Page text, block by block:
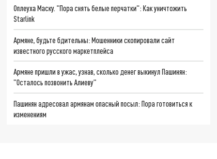
Оплеуха Маску. "Пора снять белые перчатки": Как уничтожить
Starlink
Армяне, будьте бдительны: Мошенники скопировали сайт
известного русского маркетплейса
Армяне пришли в ужас, узнав, сколько денег выкинул Пашинян:
"Осталось позвонить Алиеву"
Пашинян адресовал армянам опасный посыл: Пора готовиться к
изменениям